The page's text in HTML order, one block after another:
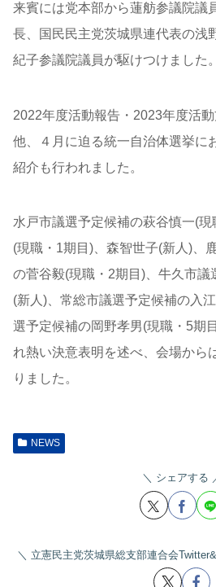
来賓には党本部から蓮舫参議院議
長、国民民主党茨城県連代表の浅
紀子参議院議員が駆けつけました。
2022年度活動報告・2023年度活
他、４月に迫る統一自治体選挙に
紹介も行われました。
水戸市議選予定候補の萩谷慎一(
(現職・1期目)、森智世子(新人)、
の菅谷毅(現職・2期目)、牛久市議
(新人)、常総市議選予定候補の入
選予定候補の岡野孝男(現職・5期
れ熱い決意表明を述べ、会場から
りました。
NEWS
シェアする
立憲民主党茨城県総支部連合会